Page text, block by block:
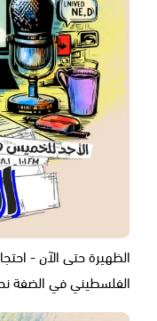
الظهيرة حتى الآن -
الفلسطيني في الضفة نحو